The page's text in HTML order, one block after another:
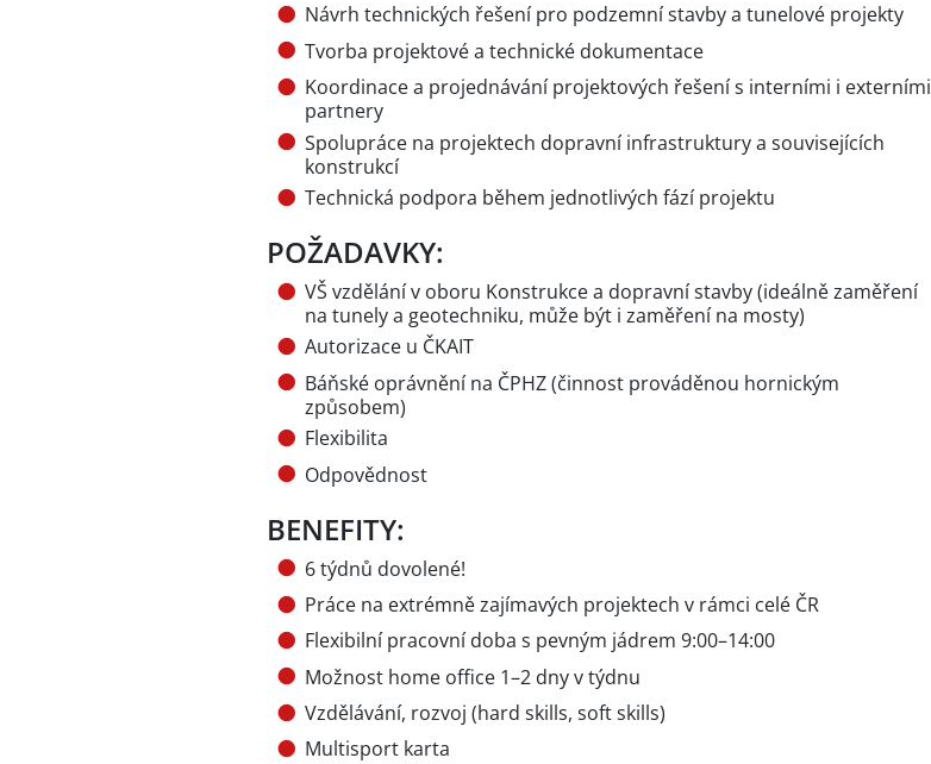
Návrh technických řešení pro podzemní stavby a tunelové projekty
Tvorba projektové a technické dokumentace
Koordinace a projednávání projektových řešení s interními i externími
partnery
Spolupráce na projektech dopravní infrastruktury a souvisejících
konstrukcí
Technická podpora během jednotlivých fází projektu
POŽADAVKY:
VŠ vzdělání v oboru Konstrukce a dopravní stavby (ideálně zaměření
na tunely a geotechniku, může být i zaměření na mosty)
Autorizace u ČKAIT
Báňské oprávnění na ČPHZ (činnost prováděnou hornickým
způsobem)
Flexibilita
Odpovědnost
BENEFITY:
6 týdnů dovolené!
Práce na extrémně zajímavých projektech v rámci celé ČR
Flexibilní pracovní doba s pevným jádrem 9:00–14:00
Možnost home office 1–2 dny v týdnu
Vzdělávání, rozvoj (hard skills, soft skills)
Multisport karta